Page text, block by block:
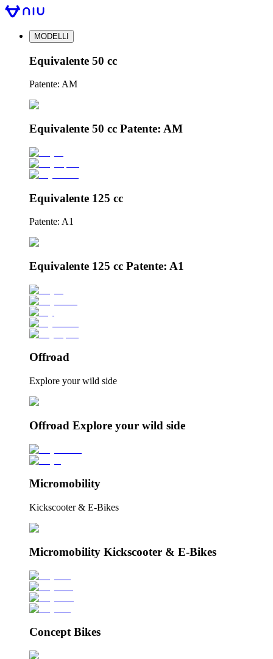
MODELLI
Equivalente 50 cc
Patente: AM
Equivalente 50 cc Patente: AM
Equivalente 125 cc
Patente: A1
Equivalente 125 cc Patente: A1
Offroad
Explore your wild side
Offroad Explore your wild side
Micromobility
Kickscooter & E-Bikes
Micromobility Kickscooter & E-Bikes
Concept Bikes